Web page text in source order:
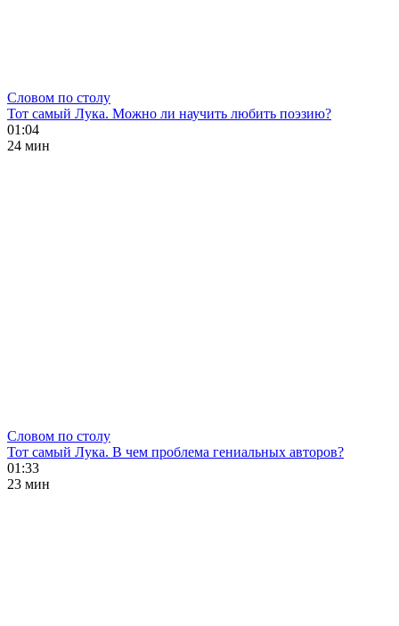
Словом по столу
Тот самый Лука. Можно ли научить любить поэзию?
01:04
24 мин
Словом по столу
Тот самый Лука. В чем проблема гениальных авторов?
01:33
23 мин